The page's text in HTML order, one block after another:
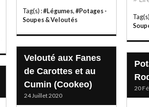
Tag(s) :#Légumes, #Potages -
Soupes & Veloutés
Velouté aux Fanes
de Carottes et au
Cumin (Cookeo)
24 Juillet 2020
20